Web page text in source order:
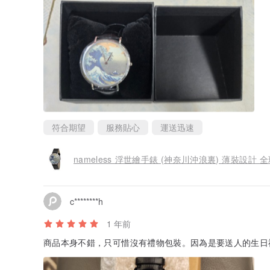
符合期望 服務貼心 運送迅速
nameless 浮世繪手錶 (神奈川沖浪裏) 薄裝設計 全
c********h
1 年前
商品本身不錯，只可惜沒有禮物包裝。因為是要送人的生日